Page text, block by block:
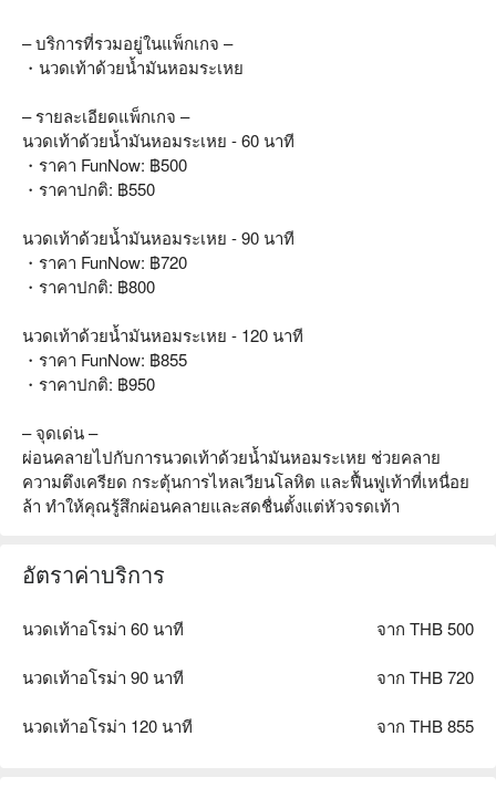
– บริการที่รวมอยู่ในแพ็กเกจ –
・นวดเท้าด้วยน้ำมันหอมระเหย
– รายละเอียดแพ็กเกจ –
นวดเท้าด้วยน้ำมันหอมระเหย - 60 นาที
・ราคา FunNow: ฿500
・ราคาปกติ: ฿550
นวดเท้าด้วยน้ำมันหอมระเหย - 90 นาที
・ราคา FunNow: ฿720
・ราคาปกติ: ฿800
นวดเท้าด้วยน้ำมันหอมระเหย - 120 นาที
・ราคา FunNow: ฿855
・ราคาปกติ: ฿950
– จุดเด่น –
ผ่อนคลายไปกับการนวดเท้าด้วยน้ำมันหอมระเหย ช่วยคลาย
ความตึงเครียด กระตุ้นการไหลเวียนโลหิต และฟื้นฟูเท้าที่เหนื่อย
ล้า ทำให้คุณรู้สึกผ่อนคลายและสดชื่นตั้งแต่หัวจรดเท้า
อัตราค่าบริการ
นวดเท้าอโรม่า 60 นาที จาก THB 500
นวดเท้าอโรม่า 90 นาที จาก THB 720
นวดเท้าอโรม่า 120 นาที จาก THB 855